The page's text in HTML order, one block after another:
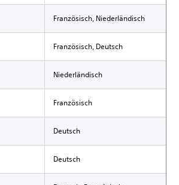
Französisch, Niederländisch
Französisch, Deutsch
Niederländisch
Französisch
Deutsch
Deutsch